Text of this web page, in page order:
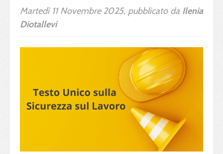
Martedì 11 Novembre 2025, pubblicato da Ilenia
Diotallevi